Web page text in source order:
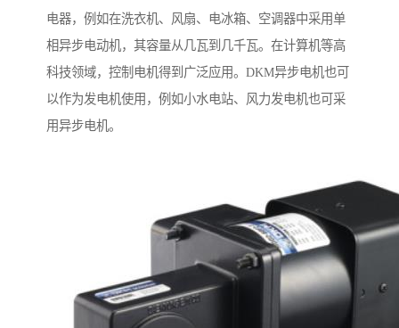
电器，例如在洗衣机、风扇、电冰箱、空调器中采用单
相异步电动机，其容量从几瓦到几千瓦。在计算机等高
科技领域，控制电机得到广泛应用。DKM异步电机也可
以作为发电机使用，例如小水电站、风力发电机也可采
用异步电机。